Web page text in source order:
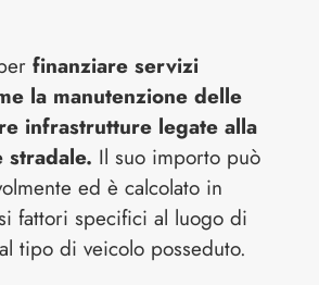
finanziare servizi
la manutenzione delle
infrastrutture legate alla
stradale. Il suo importo può
ed è calcolato in
fattori specifici al luogo di
tipo di veicolo posseduto.